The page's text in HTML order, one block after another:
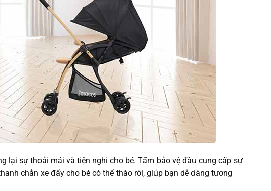
lại sự thoải mái và tiện nghi cho bé. Tấm bảo vệ đầu cung cấp sự
chắn xe đẩy cho bé có thể tháo rời, giúp bạn dễ dàng tương